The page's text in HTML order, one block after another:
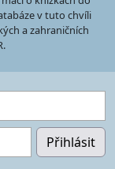
v tuto chvíli
a zahraničních
Přihlásit